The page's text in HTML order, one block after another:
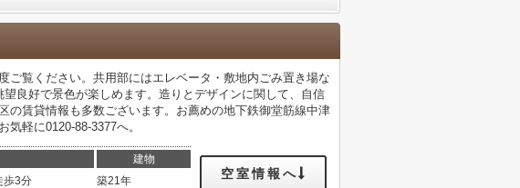
ご覧ください。共用部にはエレベータ・敷地内ごみ置き場な
良好で景色が楽しめます。造りとデザインに関して、自信
の賃貸情報も多数ございます。お薦めの地下鉄御堂筋線中津
軽に0120-88-3377へ。
建物
歩3分
築21年
空室情報へ